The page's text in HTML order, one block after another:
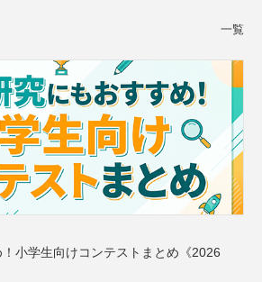
一覧
小学生向けコンテストまとめ《2026